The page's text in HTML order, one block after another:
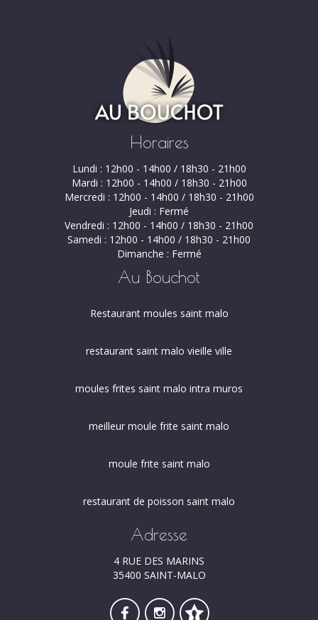
Horaires
Lundi : 12h00 - 14h00 / 18h30 - 21h00
Mardi : 12h00 - 14h00 / 18h30 - 21h00
Mercredi : 12h00 - 14h00 / 18h30 - 21h00
Jeudi : Fermé
Vendredi : 12h00 - 14h00 / 18h30 - 21h00
Samedi : 12h00 - 14h00 / 18h30 - 21h00
Dimanche : Fermé
Au Bouchot
Restaurant moules saint malo
restaurant saint malo vieille ville
moules frites saint malo intra muros
meilleur moule frite saint malo
moule frite saint malo
restaurant de poisson saint malo
Adresse
4 RUE DES MARINS
35400 SAINT-MALO